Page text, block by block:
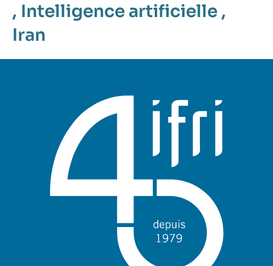
, Intelligence artificielle ,
Iran